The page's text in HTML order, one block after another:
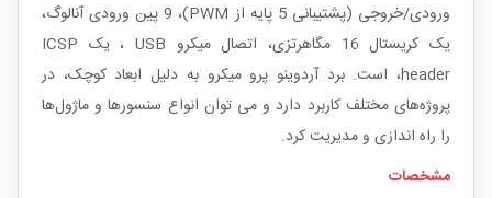
ورودی/خروجی (پشتیبانی 5 پایه از PWM)، 9 پین ورودی آنالوگ،
یک کریستال 16 مگاهرتزی، اتصال میکرو USB ، یک ICSP
header، است. برد آردوینو پرو میکرو به دلیل ابعاد کوچک، در
پروژه‌های مختلف کاربرد دارد و می توان انواع سنسورها و ماژول‌ها
را راه اندازی و مدیریت کرد.
مشخصات